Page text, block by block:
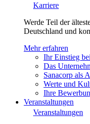
Karriere
Werde Teil der
Deutschland und
Mehr erfahren
Ihr Einstieg
Das
Sanacorp als
Werte und
Ihre
Veranstaltungen
Veranstaltungen